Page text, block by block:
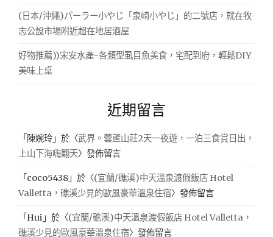
(日本/沖繩)パーラー小やじ「泉崎小やじ」的二號店，就在牧
志公設市場附近超在地居酒屋
好物推薦))宋安水產-各類型虱目魚美食，宅配到府，輕鬆DIY
美味上桌
近期留言
「 陳婉玲 」於〈武界。蕓蘆山莊2天一夜遊，一泊三食賞日出，
上山下海嗨翻天〉發佈留言
「 coco5438 」於〈(宜蘭/礁溪)中天溫泉渡假飯店 Hotel
Valletta，礁溪少見的歐風豪華溫泉住宿〉發佈留言
「Hui 」於〈(宜蘭/礁溪)中天溫泉渡假飯店 Hotel Valletta，
礁溪少見的歐風豪華溫泉住宿〉發佈留言